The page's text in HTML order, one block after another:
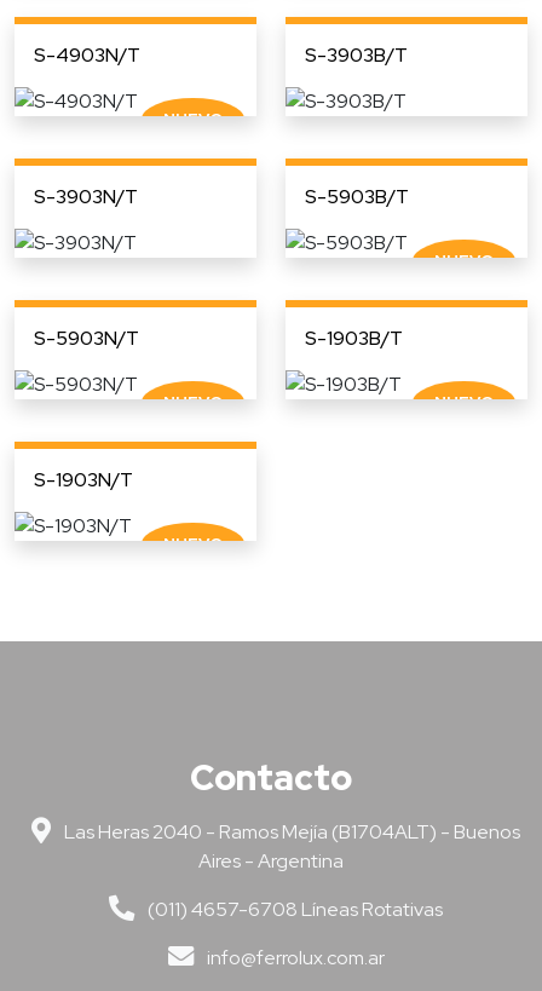
S-4903N/T S-3903B/T
S-3903N/T S-5903B/T
S-5903N/T S-1903B/T
S-1903N/T
Contacto
Las Heras 2040 - Ramos Mejía (B1704ALT) - Buenos
Aires - Argentina
(011) 4657-6708 Líneas Rotativas
info@ferrolux.com.ar